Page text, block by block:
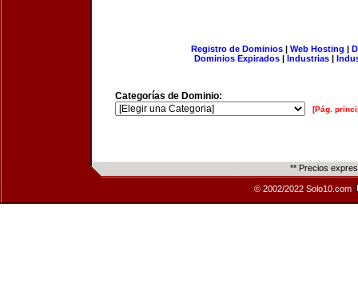
Registro de Dominios| Web Hosting |
Dominios Expirados | Industrias |
Categorías de Dominio:
[Pág.
** Precios
© 2002/2022 Solo10.com